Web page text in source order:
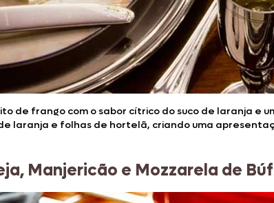
de frango com o sabor cítrico do suco de laranja e
laranja e folhas de hortelã, criando uma
Manjericão e Mozzarela de